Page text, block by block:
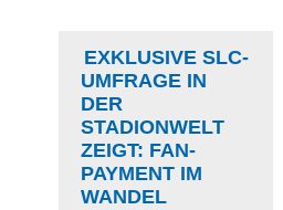
EXKLUSIVE SLC-
UMFRAGE IN
DER
STADIONWELT
ZEIGT: FAN-
PAYMENT IM
WANDEL